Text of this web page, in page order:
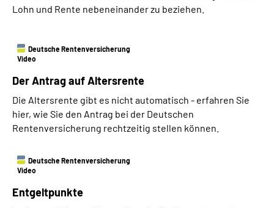
Lohn und Rente nebeneinander zu beziehen.
Deutsche Rentenversicherung
Video
Der Antrag auf Altersrente
Die Altersrente gibt es nicht automatisch - erfahren Sie
hier, wie Sie den Antrag bei der Deutschen
Rentenversicherung rechtzeitig stellen können.
Deutsche Rentenversicherung
Video
Entgeltpunkte